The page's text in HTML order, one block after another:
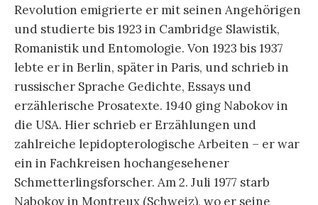
Revolution emigrierte er mit seinen Angehörigen
und studierte bis 1923 in Cambridge Slawistik,
Romanistik und Entomologie. Von 1923 bis 1937
lebte er in Berlin, später in Paris, und schrieb in
russischer Sprache Gedichte, Essays und
erzählerische Prosatexte. 1940 ging Nabokov in
die USA. Hier schrieb er Erzählungen und
zahlreiche lepidopterologische Arbeiten – er war
ein in Fachkreisen hochangesehener
Schmetterlingsforscher. Am 2. Juli 1977 starb
Nabokov in Montreux (Schweiz), wo er seine